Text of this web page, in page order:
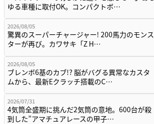
ゆる車種に取付OK。コンパクトボ…
2026/08/05
驚異のスーパーチャージャー! 200馬力のモンス
ターが再び。カワサキ「Z H…
2026/08/05
ブレンボ6基のカブ!? 脳がバグる異常なカスタ
ムから、最新Eクラッチ搭載のC…
2026/07/31
4気筒全盛期に挑んだ2気筒の意地。600台が殺
到した”アマチュアレースの甲子…